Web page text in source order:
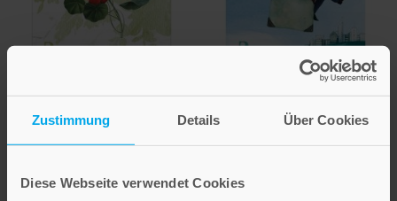
Zustimmung Details Über Cookies
Diese Webseite verwendet Cookies
Martina Jung
Einfach du selbst
Bestell-Nr: 70766
Rainer Haak
Sabine Waldmann-Brun
Die Reise des
Monsieur Jacques
Geschichten vom Suchen und